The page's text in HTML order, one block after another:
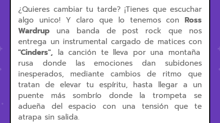
¿Quieres cambiar tu tarde? ¡Tienes que escuchar
algo unico! Y claro que lo tenemos con Ross
Wardrup una banda de post rock que nos
entrega un instrumental cargado de matices con
"Cinders", la canción te lleva por una montaña
rusa donde las emociones dan subidones
inesperados, mediante cambios de ritmo que
tratan de elevar tu espíritu, hasta llegar a un
puente más sombrío donde la trompeta se
adueña del espacio con una tensión que te
atrapa sin salida.